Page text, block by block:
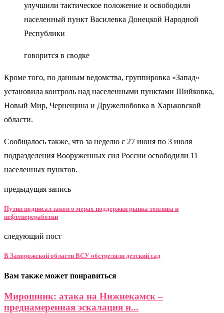
улучшили тактическое положение и освободили
населенный пункт Василевка Донецкой Народной
Республики
говорится в сводке
Кроме того, по данным ведомства, группировка «Запад»
установила контроль над населенными пунктами Шийковка,
Новый Мир, Чернещина и Дружелюбовка в Харьковской
области.
Сообщалось также, что за неделю с 27 июня по 3 июля
подразделения Вооруженных сил России освободили 11
населенных пунктов.
предыдущая запись
Путин подписал закон о мерах поддержки рынка топлива и
нефтепереработки
следующий пост
В Запорожской области ВСУ обстреляли детский сад
Вам также может понравиться
Мирошник: атака на Нижнекамск –
преднамеренная эскалация и...